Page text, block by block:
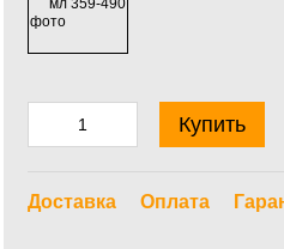
Купить
Доставка Оплата